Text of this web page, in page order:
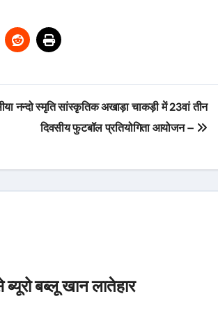
नन्दो स्मृति सांस्कृतिक अखाड़ा चाकड़ी में 23वां तीन
दिवसीय फुटबॉल प्रतियोगिता आयोजन –
बब्लू खान लातेहार